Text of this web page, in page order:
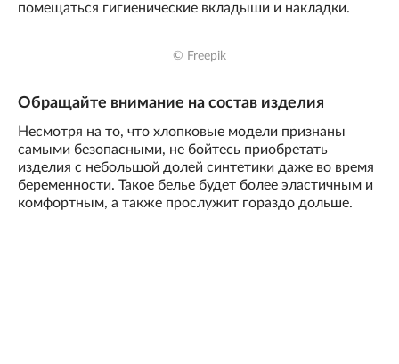
помещаться гигиенические вкладыши и накладки.
© Freepik
Обращайте внимание на состав изделия
Несмотря на то, что хлопковые модели признаны
самыми безопасными, не бойтесь приобретать
изделия с небольшой долей синтетики даже во время
беременности. Такое белье будет более эластичным и
комфортным, а также прослужит гораздо дольше.